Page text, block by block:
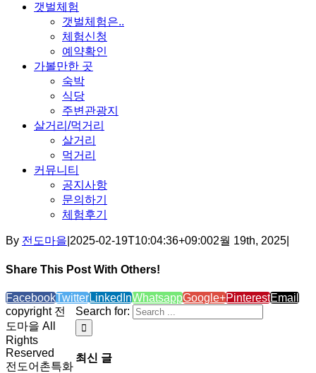
갯벌체험
갯벌체험은..
체험신청
예약확인
가볼만한 곳
숙박
식당
주변관광지
살거리/먹거리
살거리
먹거리
커뮤니티
공지사항
문의하기
체험후기
By 전도마을 2025-02-19T10:04:36+09:002월 19th, 2025
Share This Post With Others!
FacebookTwitterLinkedInWhatsappGoogle+PinterestEmail
Search for:
최신 글
copyright 전
도마을 All
Rights
Reserved
전도어촌특화